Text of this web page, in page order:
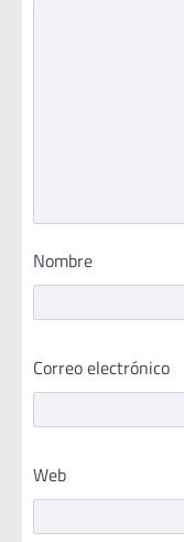
Nombre
Correo electrónico
Web